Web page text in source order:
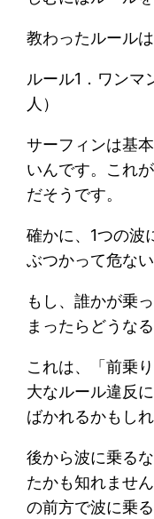
教わったルールは
ルール1．ワンマ
人）
サーフィンは基
いんです。これ
だそうです。
確かに、1つの波
ぶつかって危ない
もし、誰かが乗
まったらどうな
これは、「前乗
大なルール違反
ばかれるかもしれ
後から波に乗る
たかも知れませ
の前方で波に乗